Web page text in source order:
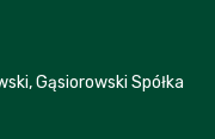
Gąsiorowski Spółka